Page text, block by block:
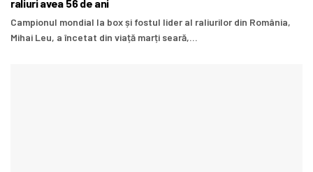
raliuri avea 56 de ani
Campionul mondial la box și fostul lider al raliurilor din România,
Mihai Leu, a încetat din viață marți seară,...